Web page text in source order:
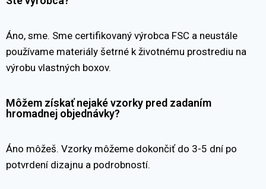
Áno, sme. Sme certifikovaný výrobca FSC a neustále
používame materiály šetrné k životnému prostrediu na
výrobu vlastných boxov.
Môžem získať nejaké vzorky pred zadaním
hromadnej objednávky?
Áno môžeš. Vzorky môžeme dokončiť do 3-5 dní po
potvrdení dizajnu a podrobností.